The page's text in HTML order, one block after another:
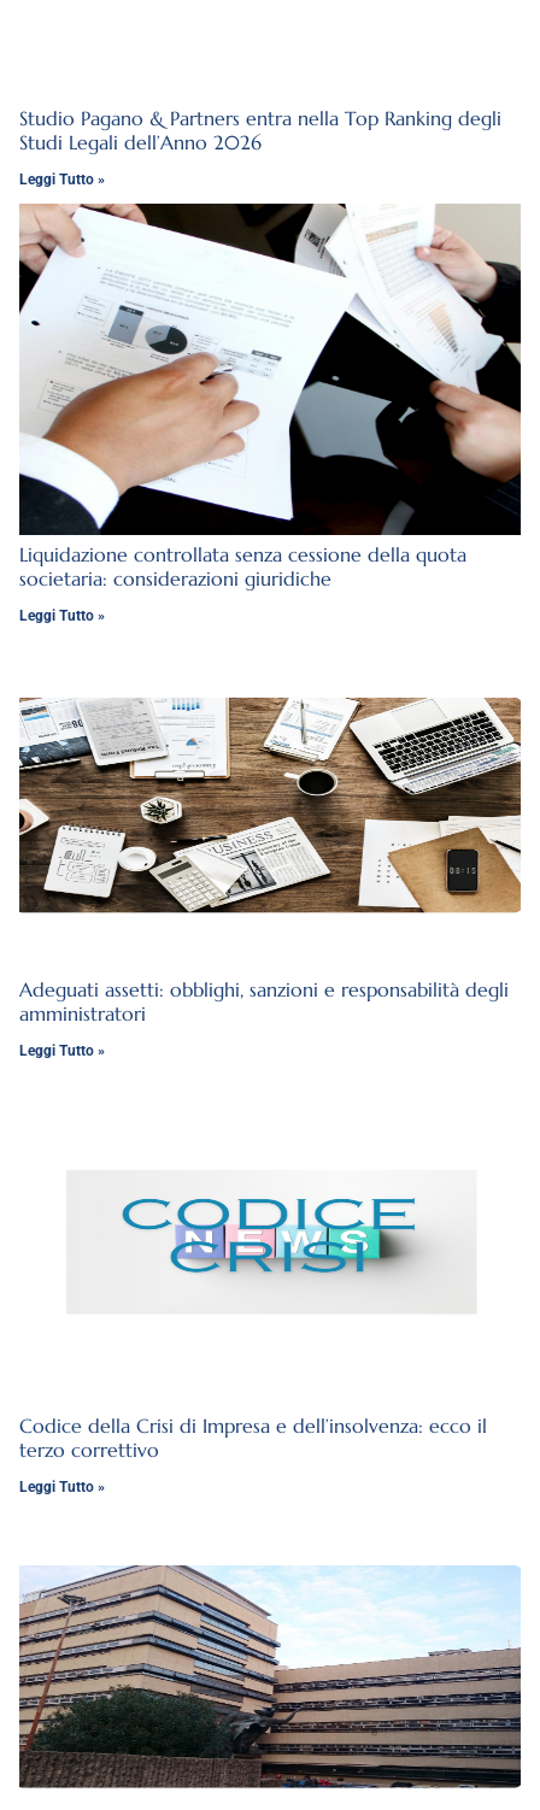
Studio Pagano & Partners entra nella Top Ranking degli
Studi Legali dell’Anno 2026
Leggi Tutto »
Liquidazione controllata senza cessione della quota
societaria: considerazioni giuridiche
Leggi Tutto »
Adeguati assetti: obblighi, sanzioni e responsabilità degli
amministratori
Leggi Tutto »
Codice della Crisi di Impresa e dell’insolvenza: ecco il
terzo correttivo
Leggi Tutto »